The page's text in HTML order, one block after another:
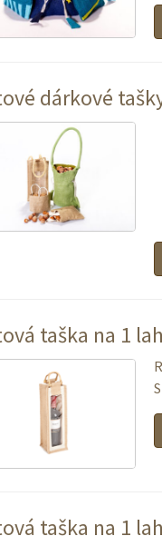
dárkové
taška na 1
taška na 1